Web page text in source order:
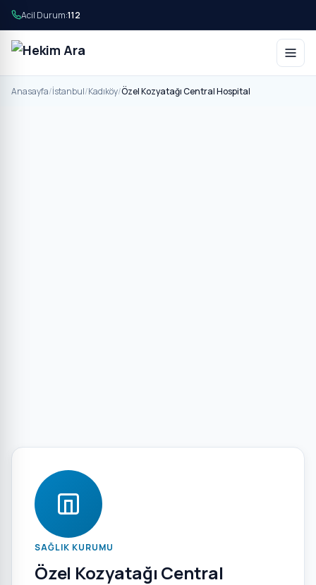
Acil Durum:112
Anasayfa/İstanbul/Kadıköy/Özel Kozyatağı Central Hospital
SAĞLIK KURUMU
Özel Kozyatağı Central